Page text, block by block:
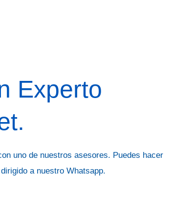
Experto
uno de nuestros asesores. Puedes hacer
a nuestro Whatsapp.